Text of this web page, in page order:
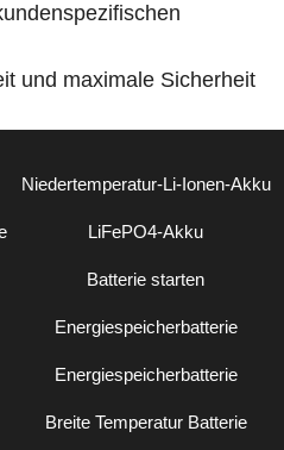
und maximale Sicherheit
Niedertemperatur-Li-Ionen-Akku
LiFePO4-Akku
Batterie starten
Energiespeicherbatterie
Energiespeicherbatterie
Breite Temperatur Batterie